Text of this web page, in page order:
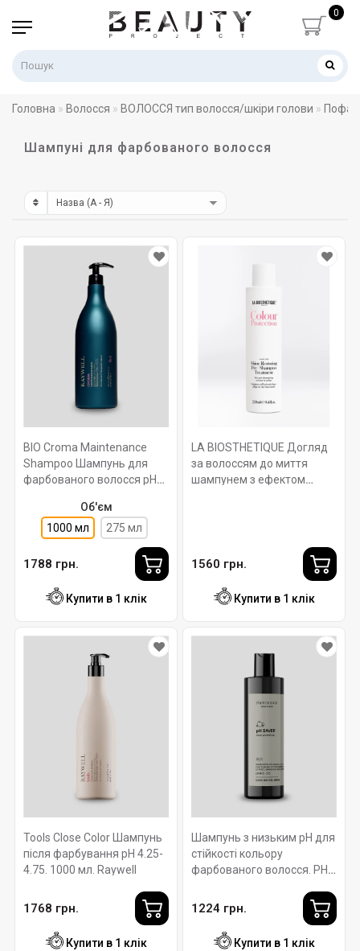
0
Головна Волосся ВОЛОССЯ тип волосся/шкіри голови
Шампуні для фарбованого волосся
BIO Croma Maintenance
Shampoo Шампунь для
фарбованого волосся pH
Об'єм
1000 мл
275 мл
1788 грн.
Купити в 1 клік
LA BIOSTHETIQUE Догляд
за волоссям до миття
шампунем з ефектом
1560 грн.
Купити в 1 клік
Tools Close Color Шампунь
після фарбування pH 4.25-
4.75. 1000 мл. Raywell
1768 грн.
Купити в 1 клік
Шампунь з низьким рН для
стійкості кольору
фарбованого волосся. PH
ROVERHAIR Ph 4.5-5.5.
1224 грн.
Купити в 1 клік